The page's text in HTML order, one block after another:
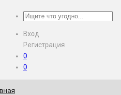
Вход
Регистрация
0
0